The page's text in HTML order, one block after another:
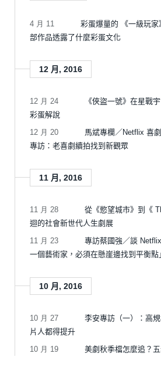
4 月 11
彩蛋爆量的 《一級玩
部作品透露了什麼彩蛋文化
12 月, 2016
12 月 24
《俠盜一號》在星戰
彩蛋解說
12 月 20
馬斌專欄／Netflix 喜
專訪：老喜劇續拍找到新觀眾
11 月, 2016
11 月 28
從《慾望城市》到《
迴的社會新世代人生劇展
11 月 23
專訪蔡國強／談
一個藝術家，必須在懸崖邊找到平衡點
10 月, 2016
10 月 27
李安專訪（一）：高
片人都得提升
10 月 19
美劇秋季檔怎麼追？